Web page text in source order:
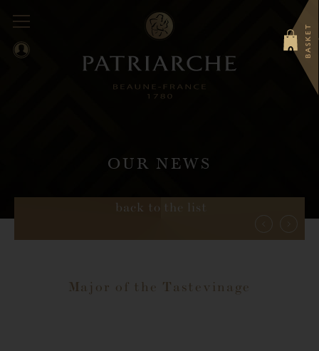
BASKET
0
OUR NEWS
back to the list
Major of the Tastevinage